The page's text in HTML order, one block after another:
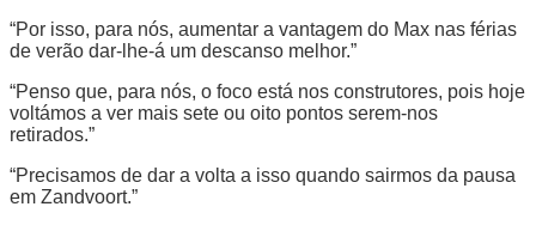
“Por isso, para nós, aumentar a vantagem do Max nas férias
de verão dar-lhe-á um descanso melhor.”
“Penso que, para nós, o foco está nos construtores, pois hoje
voltámos a ver mais sete ou oito pontos serem-nos
retirados.”
“Precisamos de dar a volta a isso quando sairmos da pausa
em Zandvoort.”